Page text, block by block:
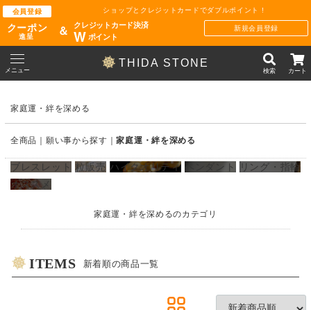
会員登録
クーポン
進呈
ショップとクレジットカードでダブルポイント !
＆
クレジットカード決済
Wポイント
新規会員登録
THIDA STONE
メニュー 検索 カート
家庭運・絆を深める
全商品 願い事から探す 家庭運・絆を深める
ブレスレット 粒販売 ハイクオリティ ペンダント
リング・指輪
オススメ
家庭運・絆を深めるのカテゴリ
ITEMS 新着順の商品一覧